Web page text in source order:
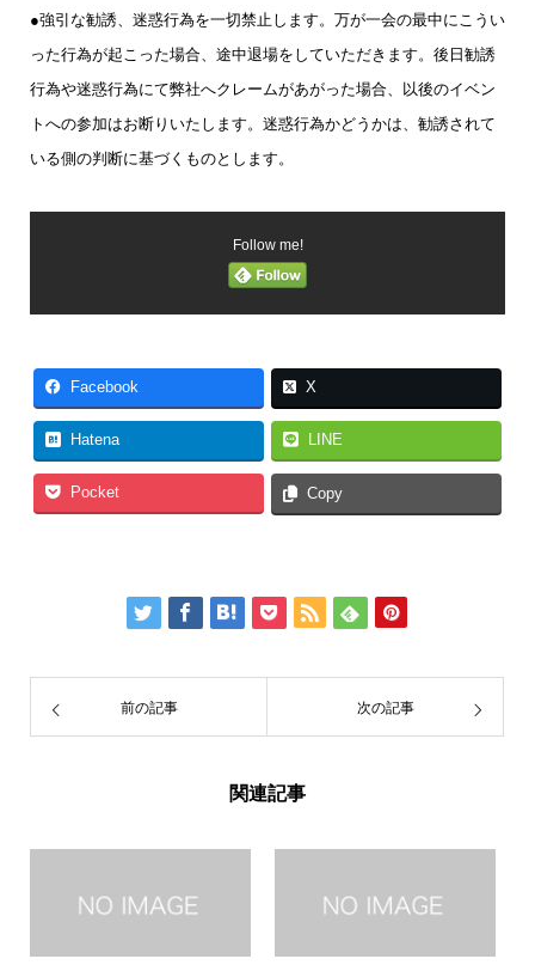
●強引な勧誘、迷惑行為を一切禁止します。万が一会の最中にこうい
った行為が起こった場合、途中退場をしていただきます。後日勧誘
行為や迷惑行為にて弊社へクレームがあがった場合、以後のイベン
トへの参加はお断りいたします。迷惑行為かどうかは、勧誘されて
いる側の判断に基づくものとします。
Follow me!
Facebook X
Hatena LINE
Pocket Copy
前の記事 次の記事
関連記事